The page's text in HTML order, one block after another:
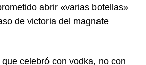
abrir «varias botellas»
de victoria del magnate
celebró con vodka, no con